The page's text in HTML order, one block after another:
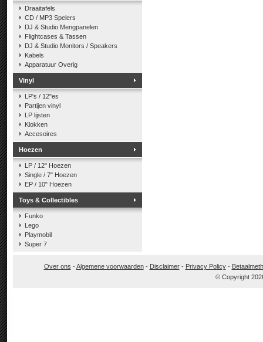
Draaitafels
CD / MP3 Spelers
DJ & Studio Mengpanelen
Flightcases & Tassen
DJ & Studio Monitors / Speakers
Kabels
Apparatuur Overig
Vinyl
LP's / 12"es
Partijen vinyl
LP lijsten
Klokken
Accesoires
Hoezen
LP / 12" Hoezen
Single / 7" Hoezen
EP / 10" Hoezen
Toys & Collectibles
Funko
Lego
Playmobil
Super 7
Over ons -Algemene voorwaarden- Disclaimer- Privacy Policy-
© Copyright